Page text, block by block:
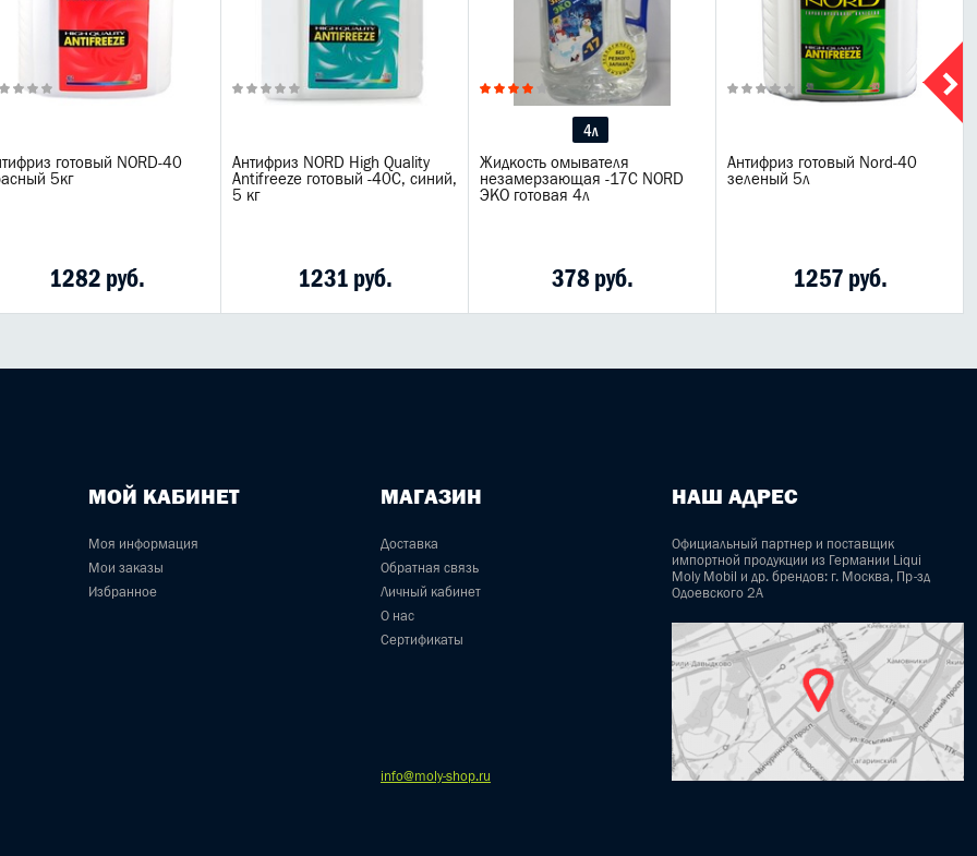
готовый NORD-40
5кг
1282 руб.
Антифриз NORD High Quality
Antifreeze готовый -40C, синий,
5 кг
1231 руб.
4л
Жидкость омывателя
незамерзающая -17C NORD
ЭКО готовая 4л
378 руб.
Антифриз готовый Nord-40
зеленый 5л
1257 руб.
МОЙ КАБИНЕТ
Моя информация
Мои заказы
Избранное
МАГАЗИН
Доставка
Обратная связь
Личный кабинет
О нас
Сертификаты
НАШ АДРЕС
Официальный партнер и поставщик
импортной продукции из Германии Liqui
Moly Mobil и др. брендов: г. Москва, Пр-зд
Одоевского 2А
info@moly-shop.ru